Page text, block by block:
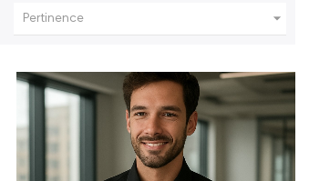
Pertinence 